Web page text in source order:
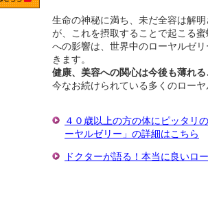
生命の神秘に満ち、未だ全容は解
が、これを摂取することで起こる
への影響は、世界中のローヤルゼ
きます。
健康、美容への関心は今後も薄れ
今なお続けられている多くのロー
４０歳以上の方の体にピッタリ
ーヤルゼリー」の詳細はこちら
ドクターが語る！本当に良いロ